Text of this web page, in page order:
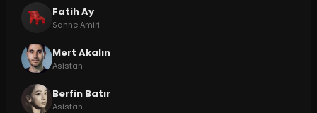
Fatih Ay
Sahne Amiri
Mert Akalın
Asistan
Berfin Batır
Asistan